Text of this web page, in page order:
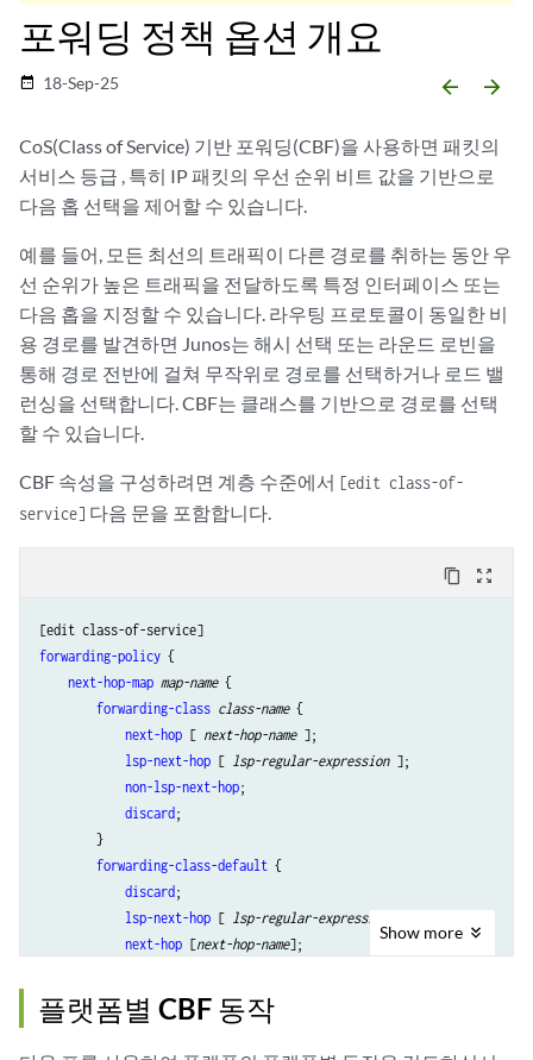
포워딩 정책 옵션 개요
date_range 18-Sep-25 arrow_backward arrow_forward
CoS(Class of Service) 기반 포워딩(CBF)을 사용하면 패킷의
서비스 등급 , 특히 IP 패킷의 우선 순위 비트 값을 기반으로
다음 홉 선택을 제어할 수 있습니다.
예를 들어, 모든 최선의 트래픽이 다른 경로를 취하는 동안 우
선 순위가 높은 트래픽을 전달하도록 특정 인터페이스 또는
다음 홉을 지정할 수 있습니다. 라우팅 프로토콜이 동일한 비
용 경로를 발견하면 Junos는 해시 선택 또는 라운드 로빈을
통해 경로 전반에 걸쳐 무작위로 경로를 선택하거나 로드 밸
런싱을 선택합니다. CBF는 클래스를 기반으로 경로를 선택
할 수 있습니다.
CBF 속성을 구성하려면 계층 수준에서 [edit class-of-
service] 다음 문을 포함합니다.
content_copy zoom_out_map
forwarding-policy {
next-hop-map map-name {
forwarding-class class-name {
next-hop [ next-hop-name ];
lsp-next-hop [ lsp-regular-expression ];
non-lsp-next-hop;
discard ;
        }
forwarding-class-default {
discard ;
lsp-next-hop [ lsp-regular-expression
next-hop [next-hop-name];
        }
    }
Show more
플랫폼별 CBF 동작